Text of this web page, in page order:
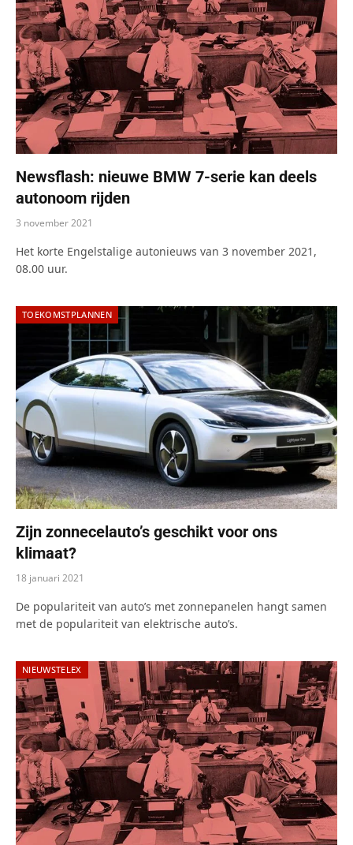
Newsflash: nieuwe BMW 7-serie kan deels
autonoom rijden
3 november 2021
Het korte Engelstalige autonieuws van 3 november 2021,
08.00 uur.
TOEKOMSTPLANNEN
Zijn zonnecelauto’s geschikt voor ons
klimaat?
18 januari 2021
De populariteit van auto’s met zonnepanelen hangt samen
met de populariteit van elektrische auto’s.
NIEUWSTELEX